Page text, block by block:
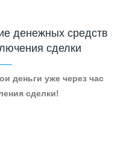
денежных средств
сделки
деньги уже через час
сделки!